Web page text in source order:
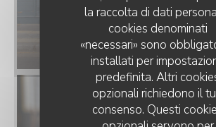
la raccolta di dati
cookies denominati
«necessari» sono
installati per
predefinita. Altri
opzionali richiedono il
consenso. Questi